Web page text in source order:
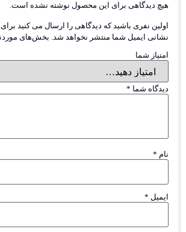
هیچ دیدگاهی برای این محصول نوشته نشده است.
اولین نفری باشید که دیدگاهی را ارسال می کنید
نشانی ایمیل شما منتشر نخواهد شد.
بخش‌های
امتیاز شما
دیدگاه شما *
نام *
ایمیل *